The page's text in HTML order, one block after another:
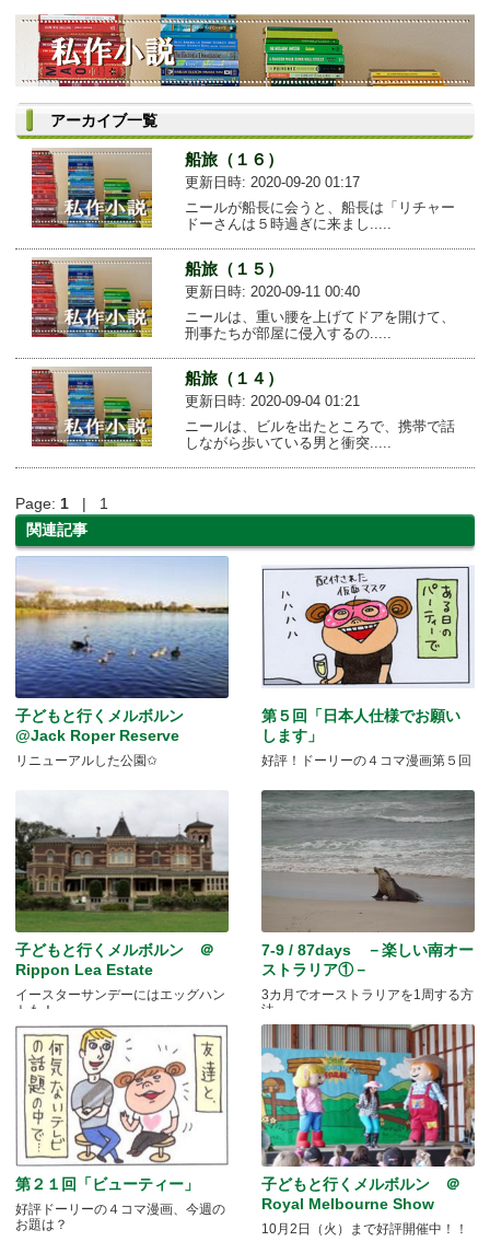
アーカイブ一覧
船旅（１６）
更新日時: 2020-09-20 01:17
ニールが船長に会うと、船長は「リチャー
ドーさんは５時過ぎに来まし.....
船旅（１５）
更新日時: 2020-09-11 00:40
ニールは、重い腰を上げてドアを開けて、
刑事たちが部屋に侵入するの.....
船旅（１４）
更新日時: 2020-09-04 01:21
ニールは、ビルを出たところで、携帯で話
しながら歩いている男と衝突.....
Page: 1 | 1
関連記事
子どもと行くメルボルン
@Jack Roper Reserve
リニューアルした公園✩
第５回「日本人仕様でお願い
します」
好評！ドーリーの４コマ漫画第５回
子どもと行くメルボルン ＠
Rippon Lea Estate
イースターサンデーにはエッグハン
トも！
7-9 / 87days －楽しい南オー
ストラリア①－
3カ月でオーストラリアを1周する方
法
第２１回「ビューティー」
好評ドーリーの４コマ漫画、今週の
お題は？
子どもと行くメルボルン ＠
Royal Melbourne Show
10月2日（火）まで好評開催中！！